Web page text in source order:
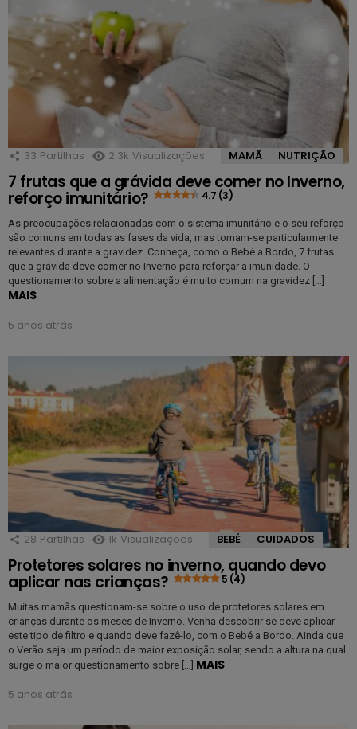
33 Partilhas 2.3k Visualizações MAMÃ NUTRIÇÃO
7 frutas que a grávida deve comer no Inverno,
reforço imunitário? 4.7 (3)
As preocupações relacionadas com o sistema imunitário e o seu reforço
são comuns em todas as fases da vida, mas tornam-se particularmente
relevantes durante a gravidez. Conheça, como o Bebé a Bordo, 7 frutas
que a grávida deve comer no Inverno para reforçar a imunidade. O
questionamento sobre a alimentação é muito comum na gravidez […]
MAIS
5 anos atrás
28 Partilhas 1k Visualizações BEBÉ CUIDADOS
Protetores solares no inverno, quando devo
aplicar nas crianças? 5 (4)
Muitas mamãs questionam-se sobre o uso de protetores solares em
crianças durante os meses de Inverno. Venha descobrir se deve aplicar
este tipo de filtro e quando deve fazê-lo, com o Bebé a Bordo. Ainda que
o Verão seja um período de maior exposição solar, sendo a altura na qual
surge o maior questionamento sobre […] MAIS
5 anos atrás